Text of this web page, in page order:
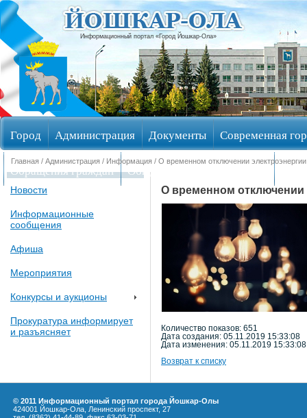
Информационный портал «Город Йошкар-Ола»
Город Администрация Документы Современная
Обращения граждан Общественные обсуждения
Главная / Администрация / Информация / О временном отключении электроэнергии
Новости
Информационные
сообщения
Афиша
Мероприятия
Конкурсы и аукционы
Прокуратура информирует
и разъясняет
О временном отключении
Количество показов: 651
Дата создания: 05.11.2019 15:33:08
Дата изменения: 05.11.2019 15:33:08
Возврат к списку
© 2011 Информационный портал города Йошкар-Олы
424001 Йошкар-Ола, Ленинский проспект, 27